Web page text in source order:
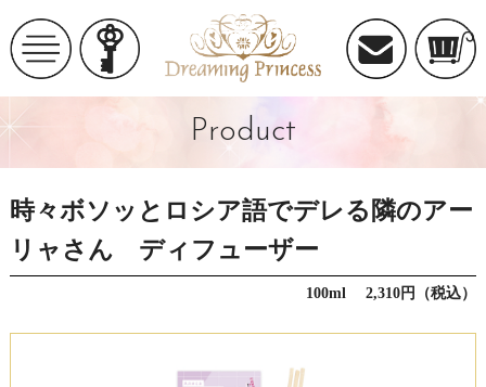
Product
時々ボソッとロシア語でデレる隣のアー
リャさん ディフューザー
100ml 2,310円（税込）